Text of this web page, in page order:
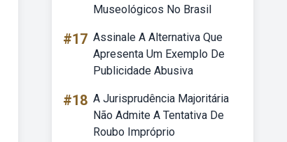
Museológicos No Brasil
#17 Assinale A Alternativa Que
Apresenta Um Exemplo De
Publicidade Abusiva
#18 A Jurisprudência Majoritária
Não Admite A Tentativa De
Roubo Impróprio